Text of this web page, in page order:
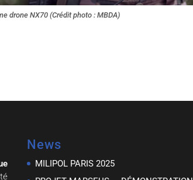
drone NX70 (Crédit photo : MBDA)
News
MILIPOL PARIS 2025